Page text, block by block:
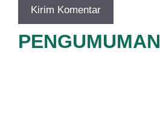
PENGUMUMAN